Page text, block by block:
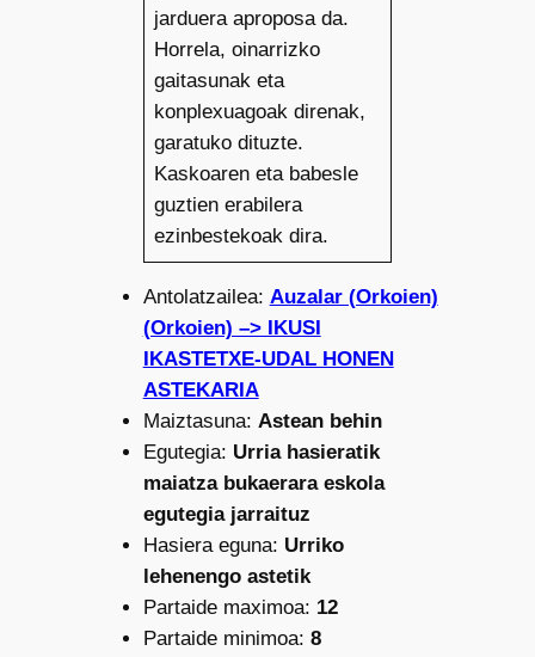
jarduera aproposa da.
Horrela, oinarrizko
gaitasunak eta
konplexuagoak direnak,
garatuko dituzte.
Kaskoaren eta babesle
guztien erabilera
ezinbestekoak dira.
Antolatzailea: Auzalar (Orkoien)
(Orkoien) –> IKUSI
IKASTETXE-UDAL HONEN
ASTEKARIA
Maiztasuna: Astean behin
Egutegia: Urria hasieratik
maiatza bukaerara eskola
egutegia jarraituz
Hasiera eguna: Urriko
lehenengo astetik
Partaide maximoa: 12
Partaide minimoa: 8